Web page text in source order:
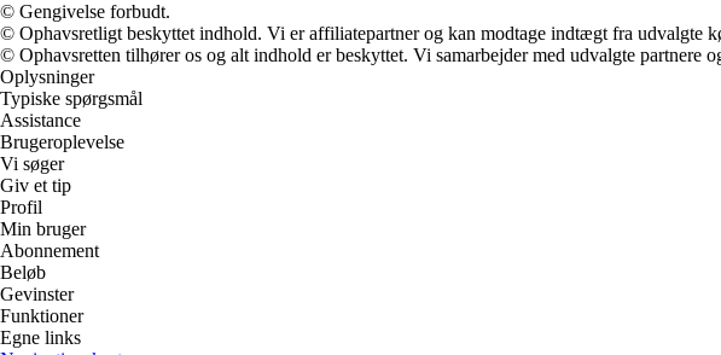
© Gengivelse forbudt.
© Ophavsretligt beskyttet indhold. Vi er affiliatepartner og kan modtage indtægt fra udvalgte
© Ophavsretten tilhører os og alt indhold er beskyttet. Vi samarbejder med udvalgte
Oplysninger
Typiske spørgsmål
Assistance
Brugeroplevelse
Vi søger
Giv et tip
Profil
Min bruger
Abonnement
Beløb
Gevinster
Funktioner
Egne links